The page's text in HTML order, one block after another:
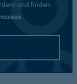
und finden
.